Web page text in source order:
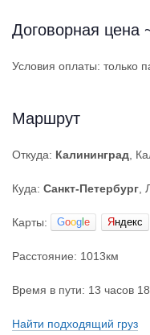
Договорная цена
Условия оплаты: только
Маршрут
Откуда: Калининград ,
Куда: Санкт-Петербург ,
Карты: Goog e Яндекс
Расстояние: 1013км
Время в пути: 13 часов
Найти подходящий груз